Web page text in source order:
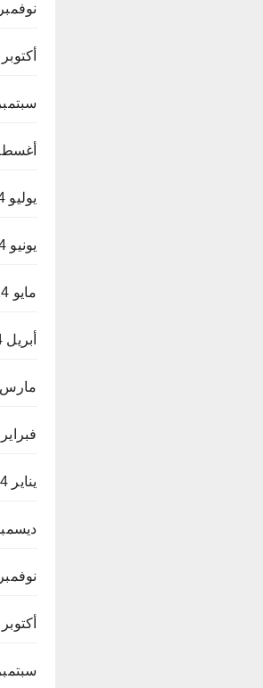
نوفمبر 2024
أكتوبر 2024
سبتمبر
أغسطس
يوليو 2024
يونيو 2024
مايو 2024
أبريل 2024
مارس 2024
فبراير 2024
يناير 2024
ديسمبر
نوفمبر 2023
أكتوبر 2023
سبتمبر